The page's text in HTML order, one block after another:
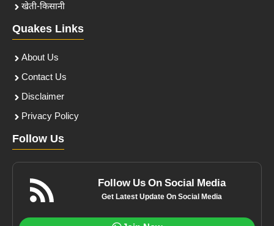
खेती-किसानी
Quakes Links
About Us
Contact Us
Disclaimer
Privacy Policy
Follow Us
Follow Us On Social Media
Get Latest Update On Social Media